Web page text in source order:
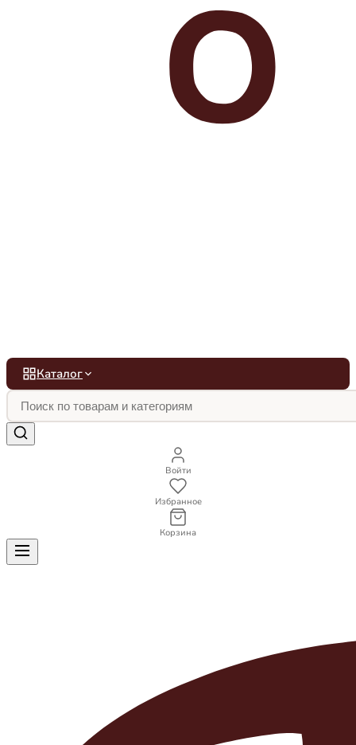
Каталог
Войти
Избранное
Корзина